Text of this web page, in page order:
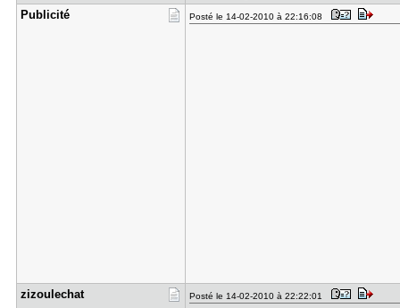
Publicité Posté le 14-02-2010 à 22:16:08
zizoulecha​t Posté le 14-02-2010 à 22:22:01